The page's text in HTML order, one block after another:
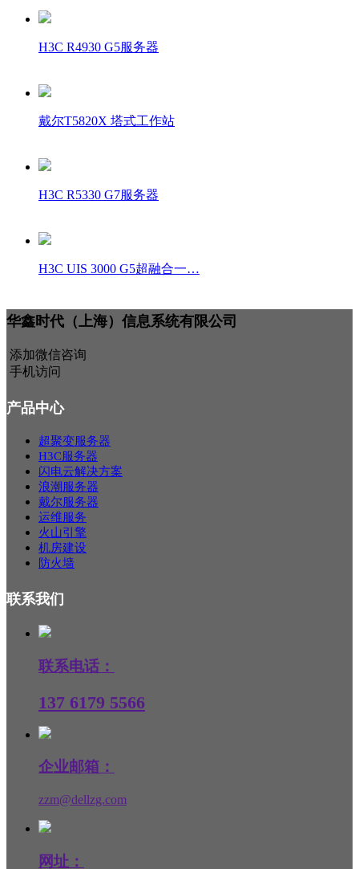
H3C R4930 G5服务器
戴尔T5820X 塔式工作站
H3C R5330 G7服务器
H3C UIS 3000 G5超融合一…
华鑫时代（上海）信息系统有限公司
添加微信咨询
手机访问
产品中心
超聚变服务器
H3C服务器
闪电云解决方案
浪潮服务器
戴尔服务器
运维服务
火山引擎
机房建设
防火墙
联系我们
联系电话：
137 6179 5566
企业邮箱：
zzm@dellzg.com
网址：